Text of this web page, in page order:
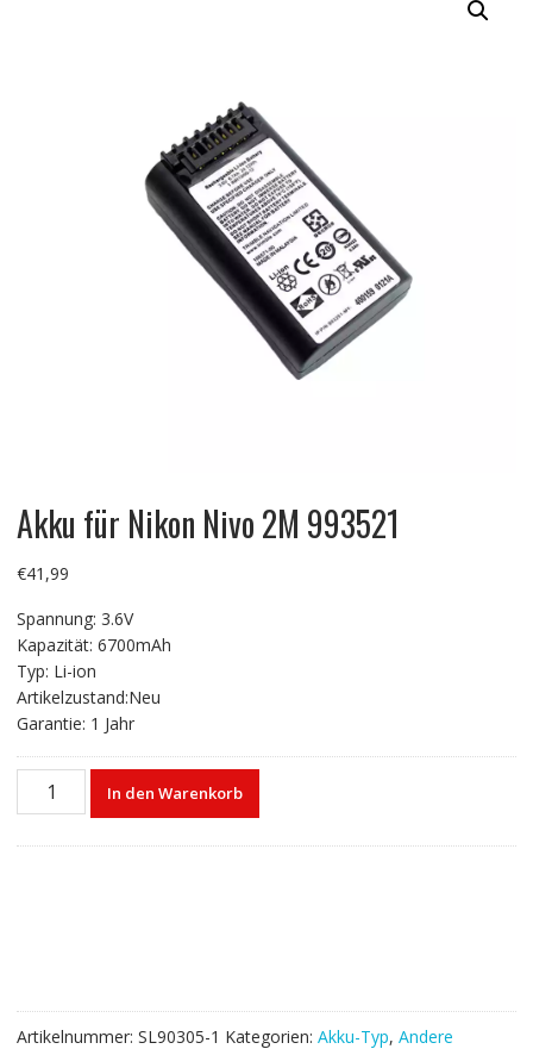
Akku für Nikon Nivo 2M 993521
€41,99
Spannung: 3.6V
Kapazität: 6700mAh
Typ: Li-ion
Artikelzustand:Neu
Garantie: 1 Jahr
Akku
In den Warenkorb
Artikelnummer: SL90305-1 Kategorien: Akku-Typ, Andere